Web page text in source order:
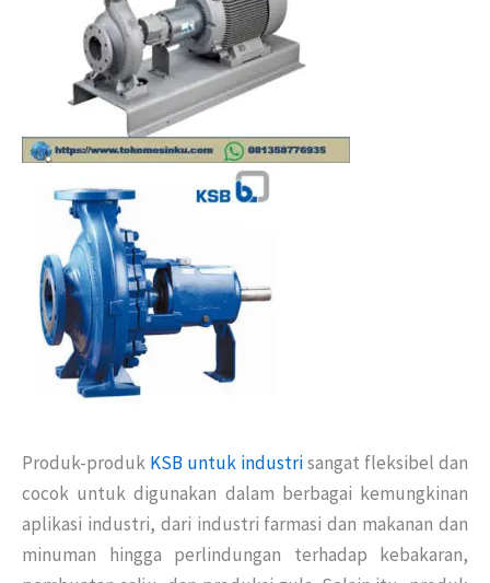
Produk-produk KSB untuk industrisangat fleksibel dan
cocok untuk digunakan dalam berbagai kemungkinan
aplikasi industri, dari industri farmasi dan makanan dan
minuman hingga perlindungan terhadap kebakaran,